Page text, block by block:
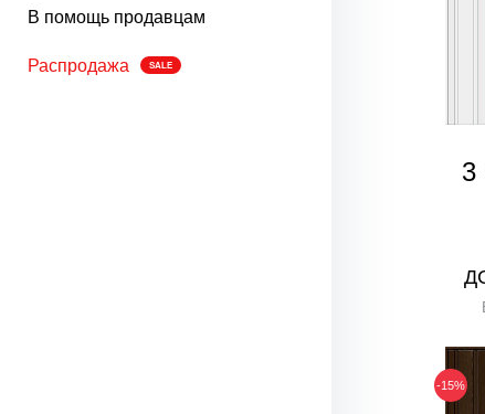
В помощь продавцам
Распродажа SALE
3
-15%